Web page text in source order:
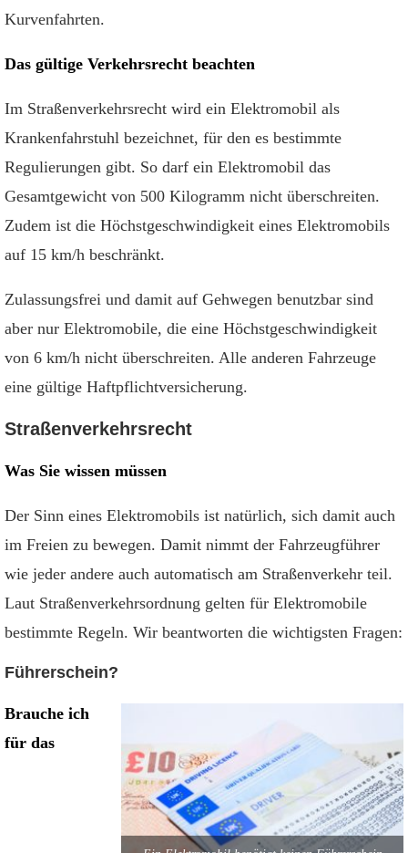
Kurvenfahrten.
Das gültige Verkehrsrecht beachten
Im Straßenverkehrsrecht wird ein Elektromobil als
Krankenfahrstuhl bezeichnet, für den es bestimmte
Regulierungen gibt. So darf ein Elektromobil das
Gesamtgewicht von 500 Kilogramm nicht überschreiten.
Zudem ist die Höchstgeschwindigkeit eines Elektromobils
auf 15 km/h beschränkt.
Zulassungsfrei und damit auf Gehwegen benutzbar sind
aber nur Elektromobile, die eine Höchstgeschwindigkeit
von 6 km/h nicht überschreiten. Alle anderen Fahrzeuge
eine gültige Haftpflichtversicherung.
Straßenverkehrsrecht
Was Sie wissen müssen
Der Sinn eines Elektromobils ist natürlich, sich damit auch
im Freien zu bewegen. Damit nimmt der Fahrzeugführer
wie jeder andere auch automatisch am Straßenverkehr teil.
Laut Straßenverkehrsordnung gelten für Elektromobile
bestimmte Regeln. Wir beantworten die wichtigsten Fragen:
Führerschein?
Brauche ich
für das